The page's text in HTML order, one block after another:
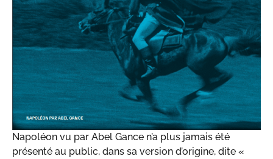
Napoléon vu par Abel Gance n’a plus jamais été
présenté au public, dans sa version d’origine, dite «